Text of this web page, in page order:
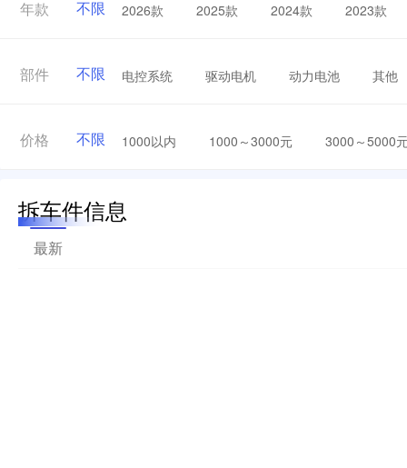
年款 不限 2026款 2025款 2024款 2023款
部件 不限 电控系统 驱动电机 动力电池 其他
价格 不限 1000以内 1000～3000元 3000～5000
拆车件信息
最新